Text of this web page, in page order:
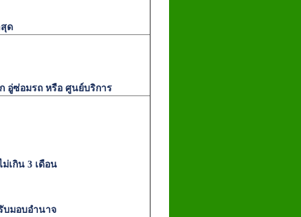
สุด
อู่ซ่อมรถ หรือ ศูนย์บริการ
เกิน 3 เดือน
บมอบอำนาจ